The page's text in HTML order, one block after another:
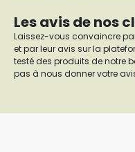
Les avis de nos
Laissez-vous convaincre
et par leur avis sur la
testé des produits de notre
pas à nous donner votre